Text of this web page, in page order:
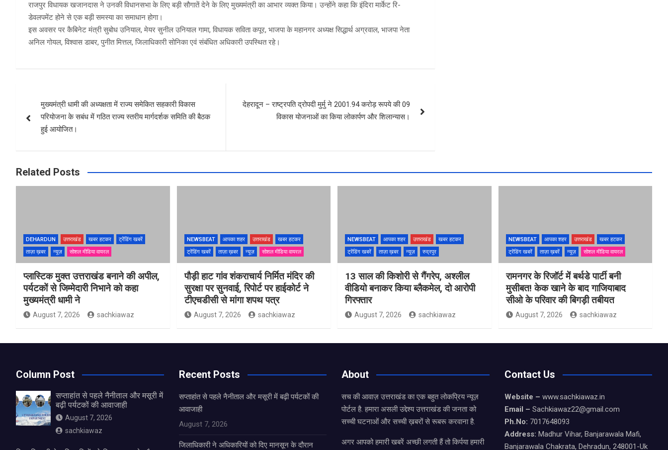
राजपुर विधायक खजानदास ने उनकी विधानसभा के लिए बड़ी सौगातें देने के लिए मुख्यमंत्री का आभार व्यक्त किया। उन्होंने कहा कि इंदिरा मार्केट रि-
डेवलपमेंट होने से एक बड़ी समस्या का समाधान होगा।
इस अवसर पर कैबिनेट मंत्री सुबोध उनियाल, मेयर सुनील उनियाल गामा, विधायक सविता कपूर, भाजपा के महानगर अध्यक्ष सिद्धार्थ अग्रवाल, भाजपा नेता
अनिल गोयल, विश्वास डाबर, पुनीत मित्तल, जिलाधिकारी सोनिका एवं संबंधित अधिकारी उपस्थित रहे।
navigation
मुख्यमंत्री धामी की अध्यक्षता में राज्य समेकित सहकारी विकास
परियोजना के सबंध में गठित राज्य स्तरीय मार्गदर्शक समिति की बैठक
हुई आयोजित।
देहरादून – राष्ट्रपति द्रोपदी मुर्मु ने 2001.94 करोड़ रूपये की 09
विकास योजनाओं का किया लोकार्पण और शिलान्यास।
Related Posts
DEHARDUN उत्तराखंड खबर हटकर
ट्रेंडिंग खबरें
ताज़ा ख़बर
न्यूज़ सोशल मीडिया वायरल
प्लास्टिक मुक्त उत्तराखंड बनाने की अपील,
पर्यटकों से जिम्मेदारी निभाने को कहा
मुख्यमंत्री धामी ने
August 7, 2026 sachkiawaz
NEWSBEAT आपका शहर उत्तराखंड
खबर हटकर
ट्रेंडिंग खबरें
ताज़ा ख़बर न्यूज़ सोशल मीडिया वायरल
पौड़ी हाट गांव शंकराचार्य निर्मित मंदिर की
सुरक्षा पर सुनवाई, रिपोर्ट पर हाईकोर्ट ने
टीएचडीसी से मांगा शपथ पत्र
August 7, 2026 sachkiawaz
NEWSBEAT आपका शहर उत्तराखंड
खबर हटकर
ट्रेंडिंग खबरें
ताज़ा ख़बर न्यूज़ रुद्रपुर
13 साल की किशोरी से गैंगरेप, अश्लील
वीडियो बनाकर किया ब्लैकमेल, दो आरोपी
गिरफ्तार
August 7, 2026 sachkiawaz
NEWSBEAT आपका शहर उत्तराखंड
खबर हटकर
ट्रेंडिंग खबरें
ताज़ा ख़बरें न्यूज़ सोशल मीडिया वायरल
रामनगर के रिजॉर्ट में बर्थडे पार्टी बनी
मुसीबत! केक खाने के बाद गाजियाबाद
सीओ के परिवार की बिगड़ी तबीयत
August 7, 2026 sachkiawaz
Column Post
सप्ताहांत से पहले नैनीताल और मसूरी में
बढ़ी पर्यटकों की आवाजाही
August 7, 2026
sachkiawaz
Recent Posts
सप्ताहांत से पहले नैनीताल और मसूरी में बढ़ी पर्यटकों की
आवाजाही
August 7, 2026
जिलाधिकारी ने अधिकारियों को दिए मानसून के दौरान
About
सच की आवाज़ उत्तराखंड का एक बहुत लोकप्रिय न्यूज़
पोर्टल है. हमारा असली उद्देश्य उत्तराखंड की जनता को
सच्ची घटनाओं और सच्ची ख़बरों से रूबरू करवाना है.
अगर आपको हमारी खबरें अच्छी लगती हैं तो किर्पया हमारी
Contact Us
Website – www.sachkiawaz.in
Email – Sachkiawaz22@gmail.com
Ph.No: 7017648093
Address: Madhur Vihar, Banjarawala Mafi,
Banjarawala Chakrata, Dehradun, 248001-Uk